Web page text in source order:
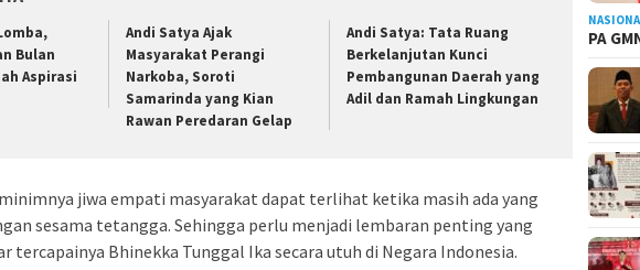
Bulan
Aspirasi
Andi Satya Ajak
Masyarakat Perangi
Narkoba, Soroti
Samarinda yang Kian
Rawan Peredaran Gelap
Andi Satya: Tata Ruang
Berkelanjutan Kunci
Pembangunan Daerah yang
Adil dan Ramah Lingkungan
jiwa empati masyarakat dapat terlihat ketika masih ada yang
sesama tetangga. Sehingga perlu menjadi lembaran penting yang
tercapainya Bhinekka Tunggal Ika secara utuh di Negara Indonesia.
PA